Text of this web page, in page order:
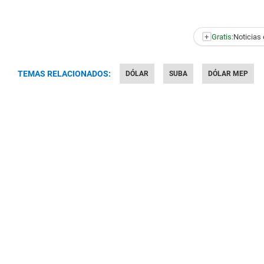
+ Gratis:Noticias
TEMAS RELACIONADOS: DÓLAR SUBA DÓLAR MEP